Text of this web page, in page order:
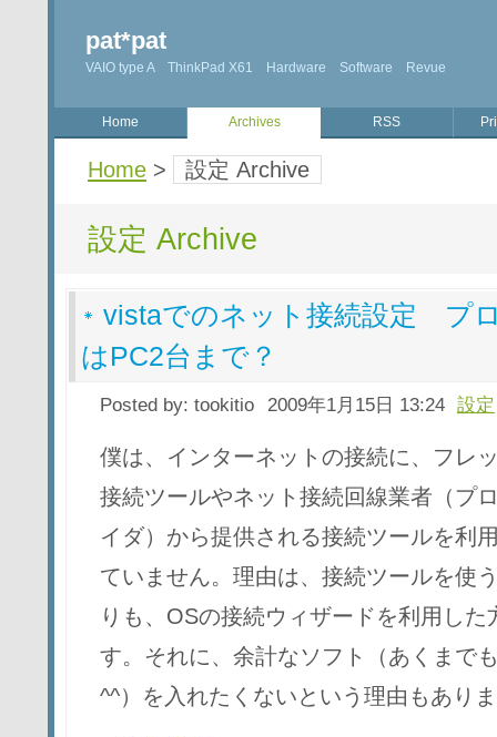
pat*pat
VAIO type A ThinkPad X61 Hardware Software Revue
Home Archives RSS
Home > 設定 Archive
設定 Archive
vistaでのネット接続設定 プ
はPC2台まで？
Posted by: tookitio 2009年1月15日 13:24 設定
僕は、インターネットの接続に、フレ
接続ツールやネット接続回線業者（プ
イダ）から提供される接続ツールを利
ていません。理由は、接続ツールを使
りも、OSの接続ウィザードを利用した
す。それに、余計なソフト（あくまで
^^）を入れたくないという理由もあり